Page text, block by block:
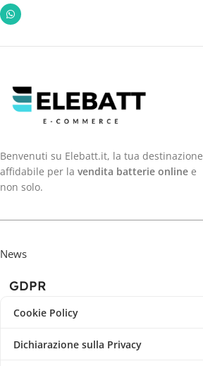
Benvenuti su Elebatt.it, la tua destinazione
affidabile per la vendita batterie online e
non solo.
News
GDPR
Cookie Policy
Dichiarazione sulla Privacy